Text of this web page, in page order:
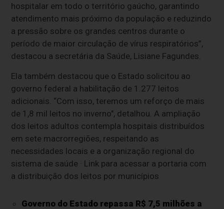
hospitalar em todo o território gaúcho, garantindo
atendimento mais próximo da população e reduzindo
a pressão sobre os grandes centros durante o
período de maior circulação de vírus respiratórios”,
destacou a secretária da Saúde, Lisiane Fagundes.
Ela também destacou que o Estado solicitou ao
governo federal a habilitação de 1.277 leitos
adicionais. “Com isso, teremos um reforço de mais
de 1,8 mil leitos no inverno", detalhou. A ampliação
dos leitos adultos contempla hospitais distribuídos
em sete macrorregiões, respeitando as
necessidades locais e a organização regional do
sistema de saúde · Link para acessar a portaria com
a distribuição dos leitos por municípios
Governo do Estado repassa R$ 7,5 milhões a